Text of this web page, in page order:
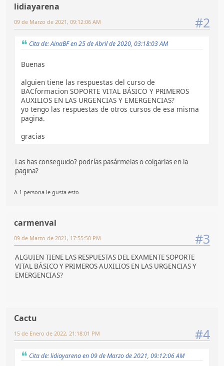
lidiayarena
#2
09 de Marzo de 2021, 09:12:06 AM
Cita de: AinaBF en 25 de Abril de 2020, 03:18:03 AM
Buenas
alguien tiene las respuestas del curso de
BACformacion SOPORTE VITAL BÁSICO Y PRIMEROS
AUXILIOS EN LAS URGENCIAS Y EMERGENCIAS?
yo tengo las respuestas de otros cursos de esa misma
pagina.
gracias
Las has conseguido? podrías pasármelas o colgarlas en la
pagina?
A 1 persona le gusta esto.
carmenval
#3
09 de Marzo de 2021, 17:55:50 PM
ALGUIEN TIENE LAS RESPUESTAS DEL EXAMENTE SOPORTE
VITAL BÁSICO Y PRIMEROS AUXILIOS EN LAS URGENCIAS Y
EMERGENCIAS?
Cactu
#4
15 de Enero de 2022, 21:18:01 PM
Cita de: lidiayarena en 09 de Marzo de 2021, 09:12:06 AM